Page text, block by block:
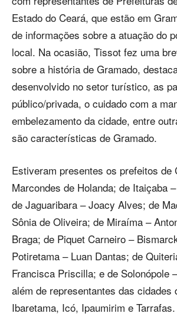
Estado do Ceará, que estão em
de informações sobre a atuação do
local. Na ocasião, Tissot fez uma
sobre a história de Gramado,
desenvolvido no setor turístico, as
público/privada, o cuidado com a
embelezamento da cidade, entre
são características de Gramado.
Estiveram presentes os prefeitos de
Marcondes de Holanda; de Itaiçaba
de Jaguaribara – Joacy Alves; de
Sônia de Oliveira; de Miraíma –
Braga; de Piquet Carneiro –
Potiretama – Luan Dantas; de
Francisca Priscilla; e de Solonópole
além de representantes das cidades
Ibaretama, Icó, Ipaumirim e Tarrafas.